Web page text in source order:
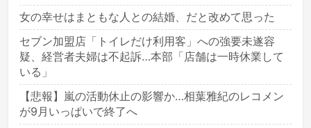
女の幸せはまともな人との結婚、だと改めて思った
セブン加盟店「トイレだけ利用客」への強要未遂容
疑、経営者夫婦は不起訴…本部「店舗は一時休業して
いる」
【悲報】嵐の活動休止の影響か…相葉雅紀のレコメン
が9月いっぱいで終了へ